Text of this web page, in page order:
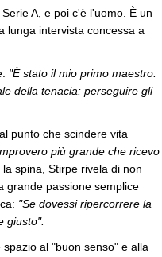
A, e poi c'è l'uomo. È un
lunga intervista concessa a
"È stato il mio primo maestro.
della tenacia: perseguire gli
punto che scindere vita
più grande che ricevo
spina, Stirpe rivela di non
grande passione semplice
"Se dovessi ripercorrere la
giusto".
spazio al "buon senso" e alla